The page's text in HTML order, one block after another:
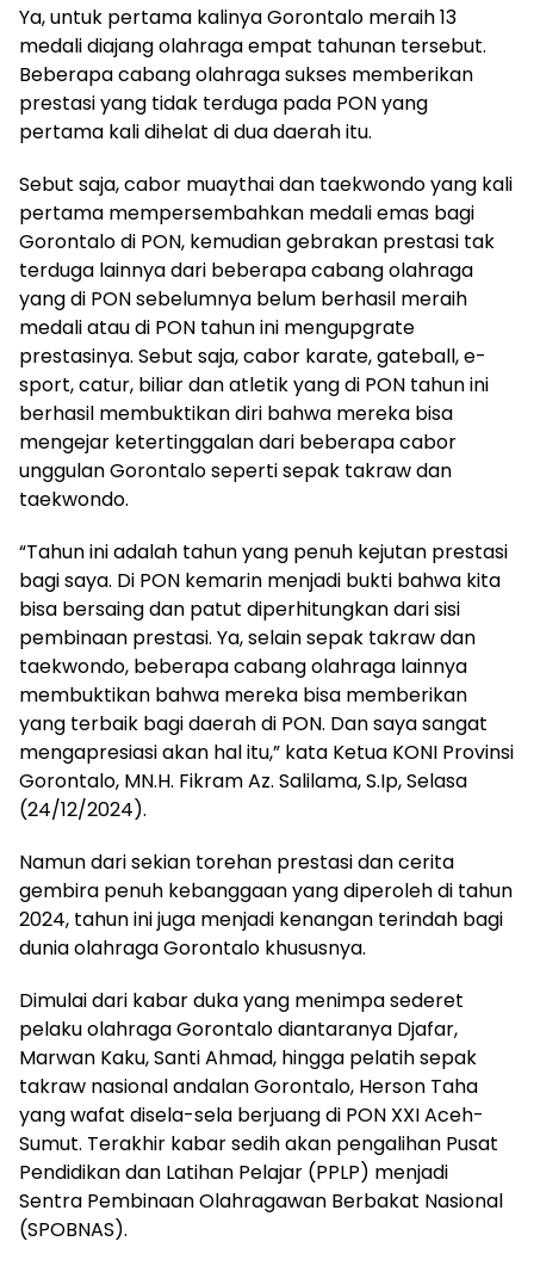
Ya, untuk pertama kalinya Gorontalo meraih 13
medali diajang olahraga empat tahunan tersebut.
Beberapa cabang olahraga sukses memberikan
prestasi yang tidak terduga pada PON yang
pertama kali dihelat di dua daerah itu.
Sebut saja, cabor muaythai dan taekwondo yang kali
pertama mempersembahkan medali emas bagi
Gorontalo di PON, kemudian gebrakan prestasi tak
terduga lainnya dari beberapa cabang olahraga
yang di PON sebelumnya belum berhasil meraih
medali atau di PON tahun ini mengupgrate
prestasinya. Sebut saja, cabor karate, gateball, e-
sport, catur, biliar dan atletik yang di PON tahun ini
berhasil membuktikan diri bahwa mereka bisa
mengejar ketertinggalan dari beberapa cabor
unggulan Gorontalo seperti sepak takraw dan
taekwondo.
“Tahun ini adalah tahun yang penuh kejutan prestasi
bagi saya. Di PON kemarin menjadi bukti bahwa kita
bisa bersaing dan patut diperhitungkan dari sisi
pembinaan prestasi. Ya, selain sepak takraw dan
taekwondo, beberapa cabang olahraga lainnya
membuktikan bahwa mereka bisa memberikan
yang terbaik bagi daerah di PON. Dan saya sangat
mengapresiasi akan hal itu,” kata Ketua KONI Provinsi
Gorontalo, MN.H. Fikram Az. Salilama, S.Ip, Selasa
(24/12/2024).
Namun dari sekian torehan prestasi dan cerita
gembira penuh kebanggaan yang diperoleh di tahun
2024, tahun ini juga menjadi kenangan terindah bagi
dunia olahraga Gorontalo khususnya.
Dimulai dari kabar duka yang menimpa sederet
pelaku olahraga Gorontalo diantaranya Djafar,
Marwan Kaku, Santi Ahmad, hingga pelatih sepak
takraw nasional andalan Gorontalo, Herson Taha
yang wafat disela-sela berjuang di PON XXI Aceh-
Sumut. Terakhir kabar sedih akan pengalihan Pusat
Pendidikan dan Latihan Pelajar (PPLP) menjadi
Sentra Pembinaan Olahragawan Berbakat Nasional
(SPOBNAS).